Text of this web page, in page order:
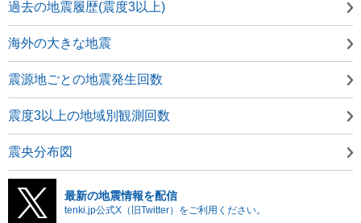
過去の地震履歴(震度3以上)
海外の大きな地震
震源地ごとの地震発生回数
震度3以上の地域別観測回数
震央分布図
最新の地震情報を配信
tenki.jp公式X（旧Twitter）をご利用ください。